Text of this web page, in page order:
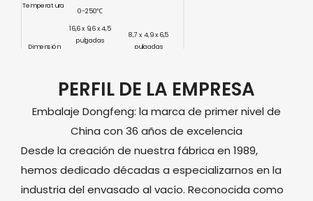
Temperatura
0-250℃
Dimensión
16,6 x 9,6 x 4,5
pulgadas
8,7 x 4,9 x 6,5
pulgadas
kg)
12,1 libras (5,5 kg)
dar un título
PERFIL DE LA EMPRESA
Embalaje Dongfeng: la marca de primer nivel de
China con 36 años de excelencia
Desde la creación de nuestra fábrica en 1989,
hemos dedicado décadas a especializarnos en la
industria del envasado al vacío. Reconocida como